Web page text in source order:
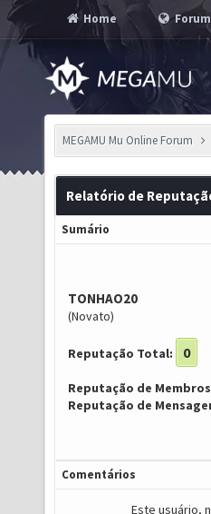
Home Forum
MEGAMU Mu Online Forum
Relatório de
Sumário
TONHAO20
(Novato)
Reputação Total: 0
Reputação de
Reputação de
Comentários
Este usuário,